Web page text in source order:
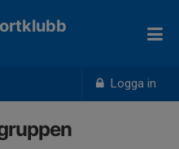
Logga in